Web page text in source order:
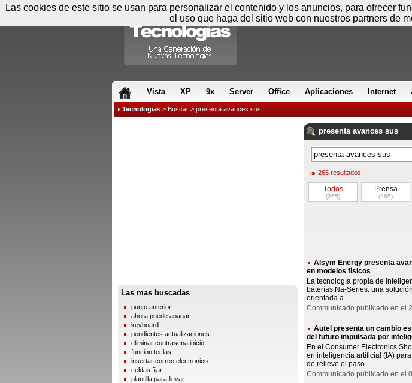
Vista XP 9x Server Office Aplicaciones Internet
Tecnologias > Buscar > presenta avances sus
Las mas buscadas
punto anterior
ahora puede apagar
keyboard
pendientes actualizaciones
eliminar contrasena inicio
funcion teclas
insertar correo electronico
celdas fijar
plantilla para llevar
presenta avances sus
265 resultados
Todos
(265)
Prensa
(265)
Alsym Energy presenta
en modelos físicos
La tecnología propia de
baterías Na-Series: una
orientada a ...
Communicado publicado en el
Autel presenta un cambio
del futuro impulsada por
En el Consumer Electronics
en inteligencia artificial (IA)
de relieve el paso ...
Communicado publicado en el
Las cookies de este sitio se usan para personalizar el contenido y los anuncios, para ofrecer
el uso que haga del sitio web con nuestros partners de